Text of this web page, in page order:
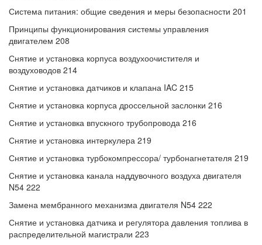
Система питания: общие сведения и меры безопасности 201
Принципы функционирования системы управления
двигателем 208
Снятие и установка корпуса воздухоочистителя и
воздуховодов 214
Снятие и установка датчиков и клапана IAC 215
Снятие и установка корпуса дроссельной заслонки 216
Снятие и установка впускного трубопровода 216
Снятие и установка интеркулера 219
Снятие и установка турбокомпрессора/ турбонагнетателя 219
Снятие и установка канала наддувочного воздуха двигателя
N54 222
Замена мембранного механизма двигателя N54 222
Снятие и установка датчика и регулятора давления топлива в
распределительной магистрали 223